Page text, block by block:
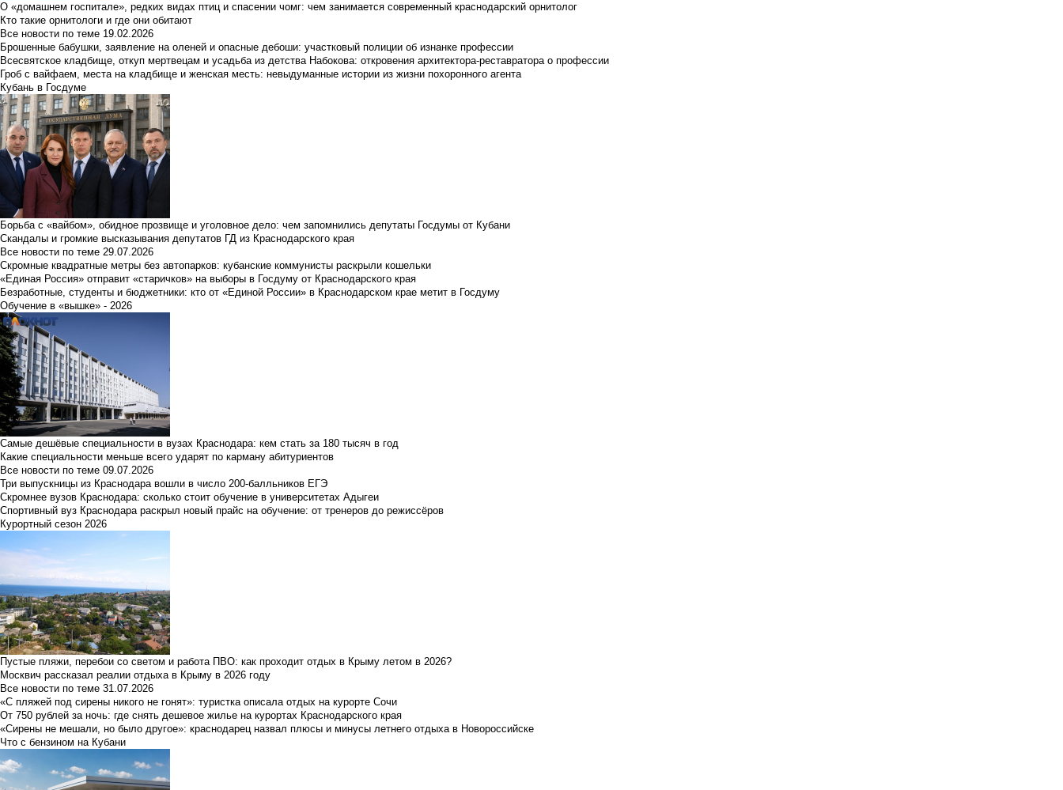
О «домашнем госпитале», редких видах птиц и спасении чомг: чем занимается современный краснодарский орнитолог
Кто такие орнитологи и где они обитают
Все новости по теме 19.02.2026
Брошенные бабушки, заявление на оленей и опасные дебоши: участковый полиции об изнанке профессии
Всесвятское кладбище, откуп мертвецам и усадьба из детства Набокова: откровения архитектора-реставратора о профессии
Гроб с вайфаем, места на кладбище и женская месть: невыдуманные истории из жизни похоронного агента
Кубань в Госдуме
Борьба с «вайбом», обидное прозвище и уголовное дело: чем запомнились депутаты Госдумы от Кубани
Скандалы и громкие высказывания депутатов ГД из Краснодарского края
Все новости по теме 29.07.2026
Скромные квадратные метры без автопарков: кубанские коммунисты раскрыли кошельки
«Единая Россия» отправит «старичков» на выборы в Госдуму от Краснодарского края
Безработные, студенты и бюджетники: кто от «Единой России» в Краснодарском крае метит в Госдуму
Обучение в «вышке» - 2026
Самые дешёвые специальности в вузах Краснодара: кем стать за 180 тысяч в год
Какие специальности меньше всего ударят по карману абитуриентов
Все новости по теме 09.07.2026
Три выпускницы из Краснодара вошли в число 200-балльников ЕГЭ
Скромнее вузов Краснодара: сколько стоит обучение в университетах Адыгеи
Спортивный вуз Краснодара раскрыл новый прайс на обучение: от тренеров до режиссёров
Курортный сезон 2026
Пустые пляжи, перебои со светом и работа ПВО: как проходит отдых в Крыму летом в 2026?
Москвич рассказал реалии отдыха в Крыму в 2026 году
Все новости по теме 31.07.2026
«С пляжей под сирены никого не гонят»: туристка описала отдых на курорте Сочи
От 750 рублей за ночь: где снять дешевое жилье на курортах Краснодарского края
«Сирены не мешали, но было другое»: краснодарец назвал плюсы и минусы летнего отдыха в Новороссийске
Что с бензином на Кубани